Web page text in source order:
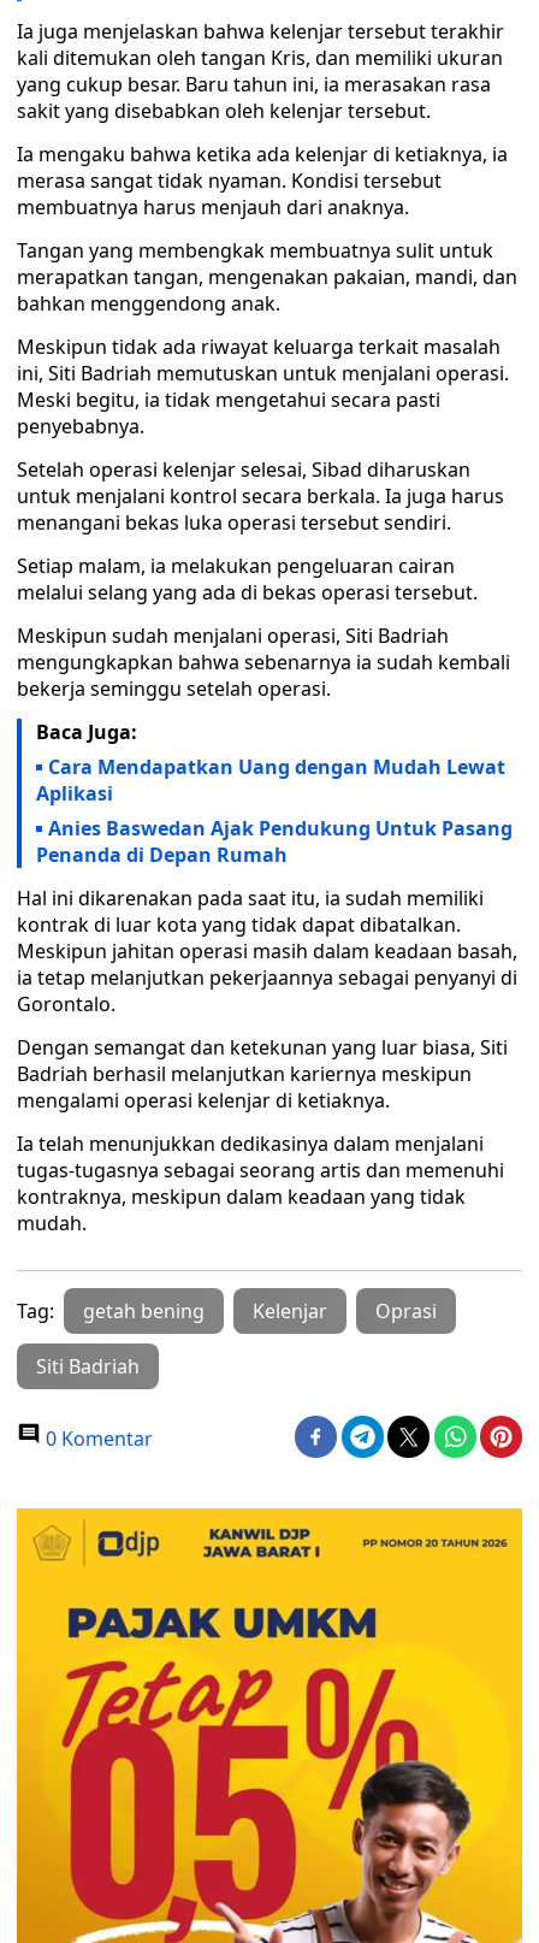
Ia juga menjelaskan bahwa kelenjar tersebut terakhir
kali ditemukan oleh tangan Kris, dan memiliki ukuran
yang cukup besar. Baru tahun ini, ia merasakan rasa
sakit yang disebabkan oleh kelenjar tersebut.
Ia mengaku bahwa ketika ada kelenjar di ketiaknya, ia
merasa sangat tidak nyaman. Kondisi tersebut
membuatnya harus menjauh dari anaknya.
Tangan yang membengkak membuatnya sulit untuk
merapatkan tangan, mengenakan pakaian, mandi, dan
bahkan menggendong anak.
Meskipun tidak ada riwayat keluarga terkait masalah
ini, Siti Badriah memutuskan untuk menjalani operasi.
Meski begitu, ia tidak mengetahui secara pasti
penyebabnya.
Setelah operasi kelenjar selesai, Sibad diharuskan
untuk menjalani kontrol secara berkala. Ia juga harus
menangani bekas luka operasi tersebut sendiri.
Setiap malam, ia melakukan pengeluaran cairan
melalui selang yang ada di bekas operasi tersebut.
Meskipun sudah menjalani operasi, Siti Badriah
mengungkapkan bahwa sebenarnya ia sudah kembali
bekerja seminggu setelah operasi.
Baca Juga:
Cara Mendapatkan Uang dengan Mudah Lewat
Aplikasi
Anies Baswedan Ajak Pendukung Untuk Pasang
Penanda di Depan Rumah
Hal ini dikarenakan pada saat itu, ia sudah memiliki
kontrak di luar kota yang tidak dapat dibatalkan.
Meskipun jahitan operasi masih dalam keadaan basah,
ia tetap melanjutkan pekerjaannya sebagai penyanyi di
Gorontalo.
Dengan semangat dan ketekunan yang luar biasa, Siti
Badriah berhasil melanjutkan kariernya meskipun
mengalami operasi kelenjar di ketiaknya.
Ia telah menunjukkan dedikasinya dalam menjalani
tugas-tugasnya sebagai seorang artis dan memenuhi
kontraknya, meskipun dalam keadaan yang tidak
mudah.
Tag: getah bening Kelenjar Oprasi
Siti Badriah
0 Komentar